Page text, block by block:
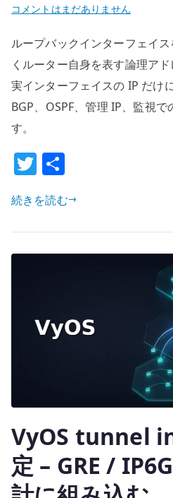
ル
プ
バ
ッ
ク
ン
タ
ー
ェ
ー
設
計
で
実
コメントはまだありません
ループバックインターフェイ
くルーター自身を表す論理アド
実インターフェイスの IP だけ
BGP、OSPF、管理 IP、監視で
す。
T
w
it
te
r
続きを読む
VyOS tunnel
定 – GRE /